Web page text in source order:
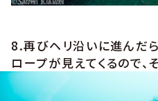
8.再びヘリ沿いに進んだ
ロープが見えてくるので、